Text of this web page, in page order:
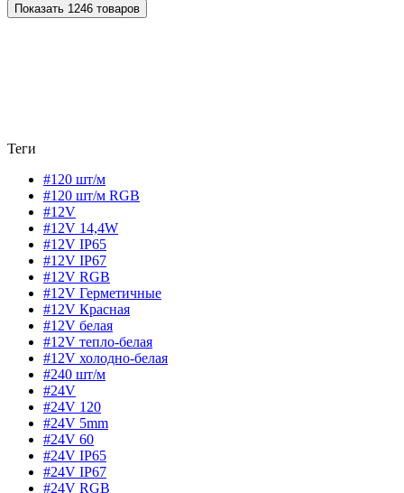
Показать 1246 товаров
Теги
#120 шт/м
#120 шт/м RGB
#12V
#12V 14,4W
#12V IP65
#12V IP67
#12V RGB
#12V Герметичные
#12V Красная
#12V белая
#12V тепло-белая
#12V холодно-белая
#240 шт/м
#24V
#24V 120
#24V 5mm
#24V 60
#24V IP65
#24V IP67
#24V RGB